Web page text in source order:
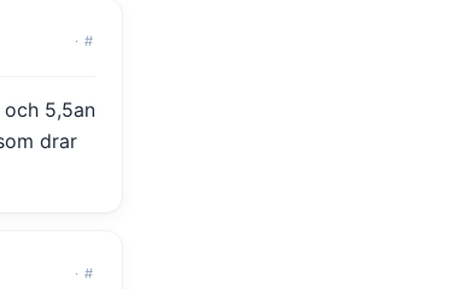
· #
5,5an
drar
· #